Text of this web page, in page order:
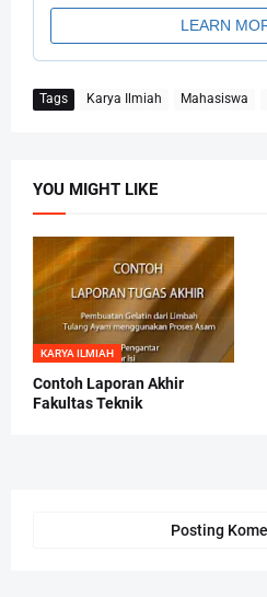
Tags Karya Ilmiah Mahasiswa
YOU MIGHT LIKE
KARYA ILMIAH
Contoh Laporan Akhir
Fakultas Teknik
Posting